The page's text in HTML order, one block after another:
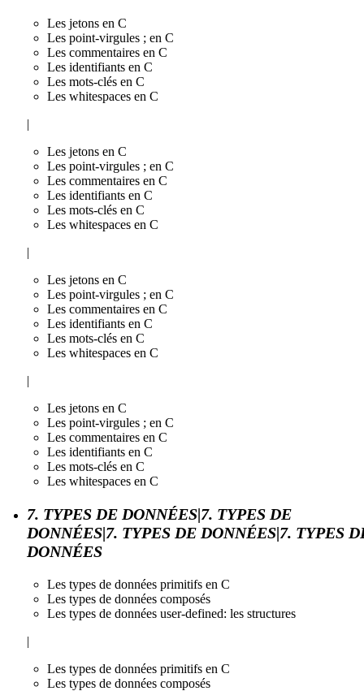
Les jetons en C
Les point-virgules ; en C
Les commentaires en C
Les identifiants en C
Les mots-clés en C
Les whitespaces en C
|
Les jetons en C
Les point-virgules ; en C
Les commentaires en C
Les identifiants en C
Les mots-clés en C
Les whitespaces en C
|
Les jetons en C
Les point-virgules ; en C
Les commentaires en C
Les identifiants en C
Les mots-clés en C
Les whitespaces en C
|
Les jetons en C
Les point-virgules ; en C
Les commentaires en C
Les identifiants en C
Les mots-clés en C
Les whitespaces en C
7. TYPES DE DONNÉES|7. TYPES DE
DONNÉES|7. TYPES DE DONNÉES|7. TYPES
DONNÉES
Les types de données primitifs en C
Les types de données composés
Les types de données user-defined: les structures
|
Les types de données primitifs en C
Les types de données composés